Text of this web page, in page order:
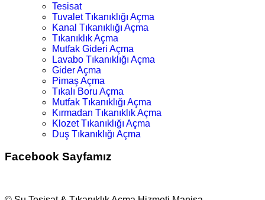
Tesisat
Tuvalet Tıkanıklığı Açma
Kanal Tıkanıklığı Açma
Tıkanıklık Açma
Mutfak Gideri Açma
Lavabo Tıkanıklığı Açma
Gider Açma
Pimaş Açma
Tıkalı Boru Açma
Mutfak Tıkanıklığı Açma
Kırmadan Tıkanıklık Açma
Klozet Tıkanıklığı Açma
Duş Tıkanıklığı Açma
Facebook Sayfamız